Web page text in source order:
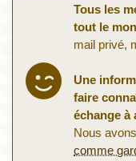
Tous les
tout le
mail privé,
Une
faire
échange
Nous
comme